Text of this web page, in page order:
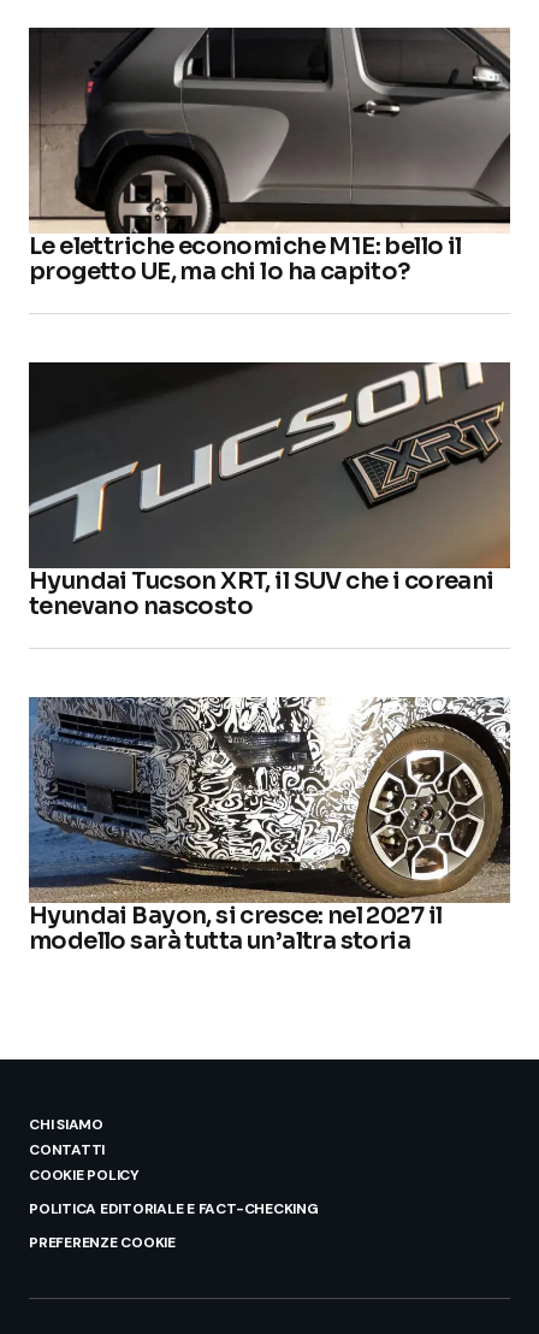
Le elettriche economiche M1E: bello il
progetto UE, ma chi lo ha capito?
Hyundai Tucson XRT, il SUV che i coreani
tenevano nascosto
Hyundai Bayon, si cresce: nel 2027 il
modello sarà tutta un’altra storia
CHI SIAMO
CONTATTI
COOKIE POLICY
POLITICA EDITORIALE E FACT-CHECKING
PREFERENZE COOKIE